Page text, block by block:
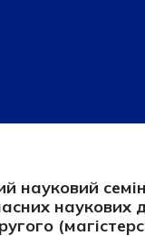
науковий
наукових